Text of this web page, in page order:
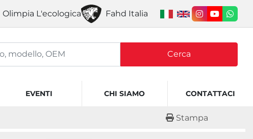
Olimpia L'ecologica Fahd Italia
instagram
youtube
Cerca
EVENTI CHI SIAMO CONTATTACI
Stampa